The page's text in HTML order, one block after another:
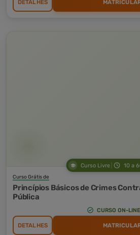
DETALHES
Curso Livre 10 a
Curso Grátis de
Princípios Básicos de Crimes
Pública
CURSO ON-LINE
DETALHES